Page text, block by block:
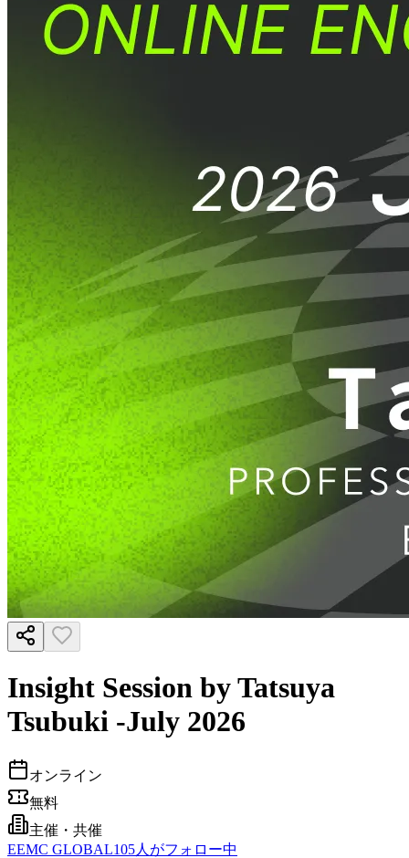
Insight Session by Tatsuya
Tsubuki -July 2026
オンライン
無料
主催・共催
EEMC GLOBAL105人がフォロー中